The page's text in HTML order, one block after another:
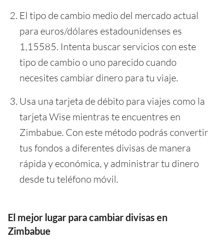
El tipo de cambio medio del mercado actual
para euros/dólares estadounidenses es
1,15585. Intenta buscar servicios con este
tipo de cambio o uno parecido cuando
necesites cambiar dinero para tu viaje.
Usa una tarjeta de débito para viajes como la
tarjeta Wise mientras te encuentres en
Zimbabue. Con este método podrás convertir
tus fondos a diferentes divisas de manera
rápida y económica, y administrar tu dinero
desde tu teléfono móvil.
El mejor lugar para cambiar divisas en
Zimbabue